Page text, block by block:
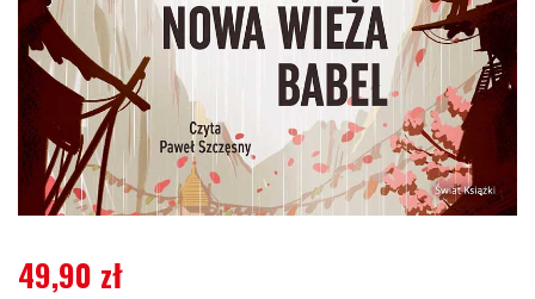
49,90 zł